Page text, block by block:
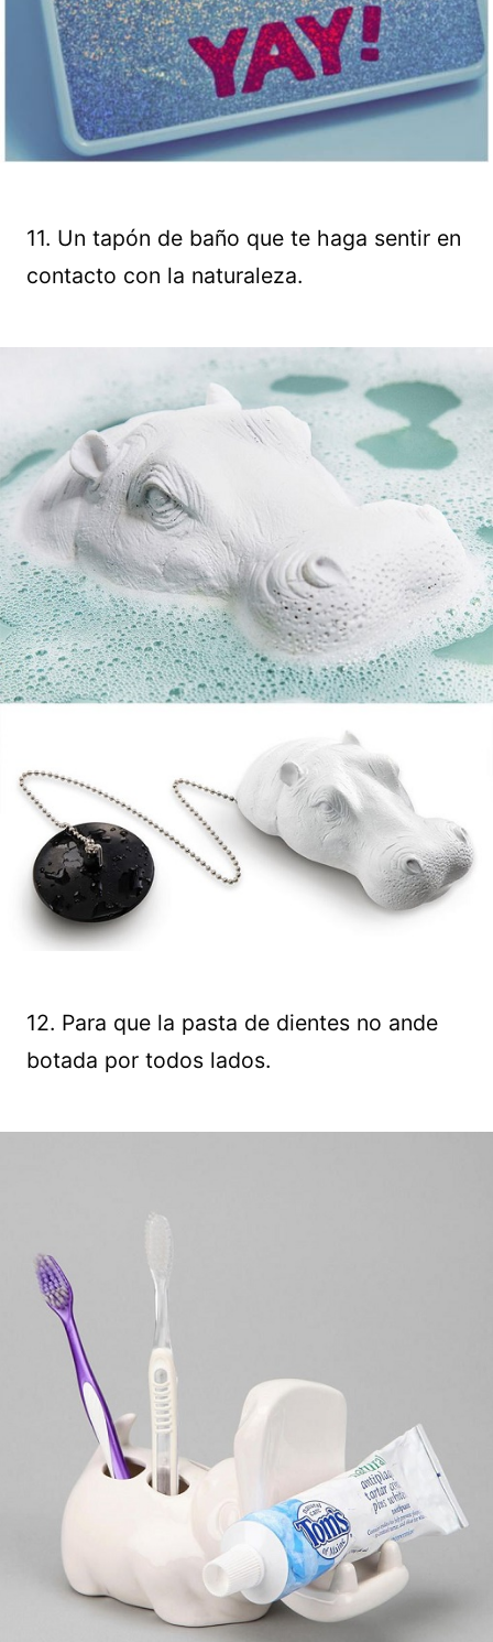
11. Un tapón de baño que te haga sentir en
contacto con la naturaleza.
12. Para que la pasta de dientes no ande
botada por todos lados.